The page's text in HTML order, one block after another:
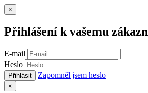
×
Přihlášení k vašemu
E-mail
Heslo
Přihlásit Zapomněl jsem heslo
×